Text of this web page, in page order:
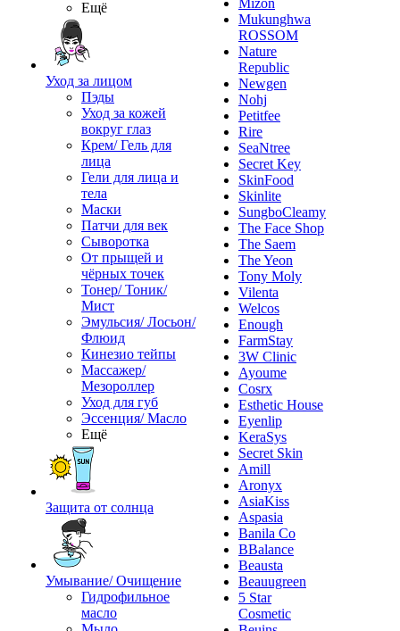
Ещё
Уход за лицом
Пэды
Уход за кожей
вокруг глаз
Крем/ Гель для
лица
Гели для лица и
тела
Маски
Патчи для век
Сыворотка
От прыщей и
чёрных точек
Тонер/ Тоник/
Мист
Эмульсия/ Лосьон/
Флюид
Кинезио тейпы
Массажер/
Мезороллер
Уход для губ
Эссенция/ Масло
Ещё
Защита от солнца
Умывание/ Очищение
Гидрофильное
масло
Mizon
Mukunghwa
ROSSOM
Nature
Republic
Newgen
Nohj
Petitfee
Rire
SeaNtree
Secret Key
SkinFood
Skinlite
SungboCleamy
The Face Shop
The Saem
The Yeon
Tony Moly
Vilenta
Welcos
Enough
FarmStay
3W Clinic
Ayoume
Cosrx
Esthetic House
Eyenlip
KeraSys
Secret Skin
Amill
Aronyx
AsiaKiss
Aspasia
Banila Co
BBalance
Beausta
Beauugreen
5 Star
Cosmetic